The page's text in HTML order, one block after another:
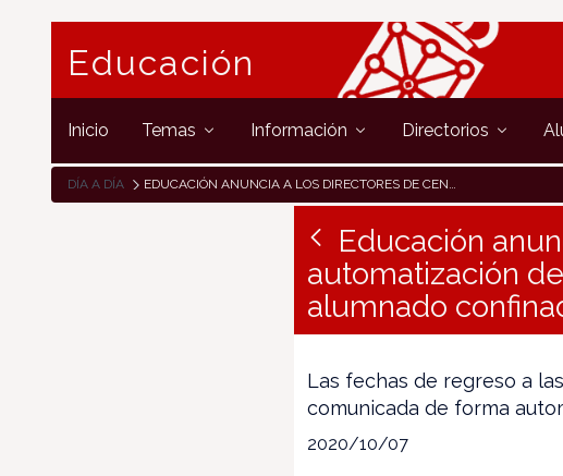
Educación
Inicio Temas Información Directorios
DÍA A DÍA EDUCACIÓN ANUNCIA A LOS DIRECTORES DE CENTROS LA AUTOMATIZACIÓN DE LAS NOTIFICACIONES A LAS FAMILIAS DE ALUMNADO CONFINADO
Educación
automatización
alumnado
Las fechas de regreso a
comunicada de forma
2020/10/07